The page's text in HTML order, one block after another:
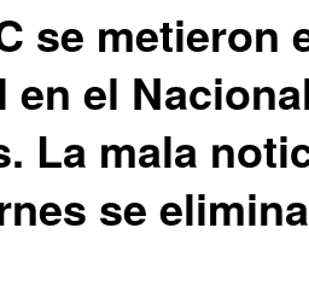
se metieron
el
La mala
se